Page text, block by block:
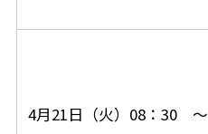
4月21日（火）08：30 ～